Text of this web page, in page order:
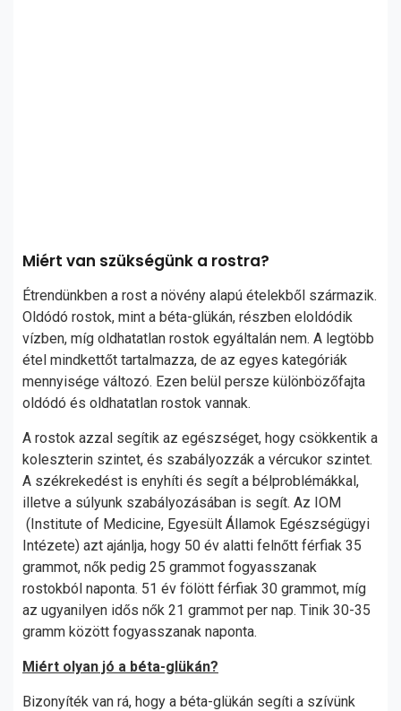
Miért van szükségünk a rostra?
Étrendünkben a rost a növény alapú ételekből származik.
Oldódó rostok, mint a béta-glükán, részben eloldódik
vízben, míg oldhatatlan rostok egyáltalán nem. A legtöbb
étel mindkettőt tartalmazza, de az egyes kategóriák
mennyisége változó. Ezen belül persze különbözőfajta
oldódó és oldhatatlan rostok vannak.
A rostok azzal segítik az egészséget, hogy csökkentik a
koleszterin szintet, és szabályozzák a vércukor szintet.
A székrekedést is enyhíti és segít a bélproblémákkal,
illetve a súlyunk szabályozásában is segít. Az IOM
(Institute of Medicine, Egyesült Államok Egészségügyi
Intézete) azt ajánlja, hogy 50 év alatti felnőtt férfiak 35
grammot, nők pedig 25 grammot fogyasszanak
rostokból naponta. 51 év fölött férfiak 30 grammot, míg
az ugyanilyen idős nők 21 grammot per nap. Tinik 30-35
gramm között fogyasszanak naponta.
Miért olyan jó a béta-glükán?
Bizonyíték van rá, hogy a béta-glükán segíti a szívünk